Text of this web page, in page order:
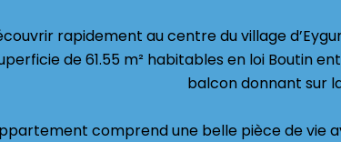
rapidement au centre du village
de 61.55 m² habitables en loi Boutin
balcon donnant sur
comprend une belle pièce de vie